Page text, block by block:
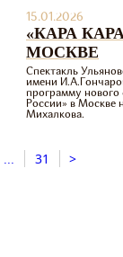
15.01.2026
«КАРА
МОСКВЕ
Спектакль
имени
программу нового
России» в Москве
Михалкова.
... 31 >